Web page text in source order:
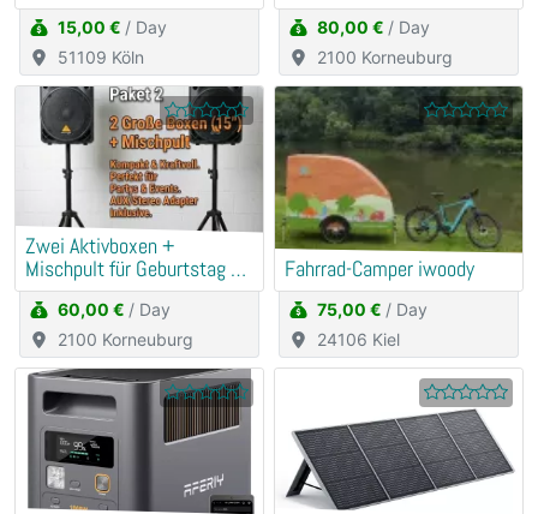
15,00 € / Day
51109 Köln
Mischpult
80,00 € / Day
2100 Korneuburg
​Zwei Aktivboxen +
Mischpult für Geburtstag &
Hochzeit
60,00 € / Day
2100 Korneuburg
Fahrrad-Camper iwoody
75,00 € / Day
24106 Kiel